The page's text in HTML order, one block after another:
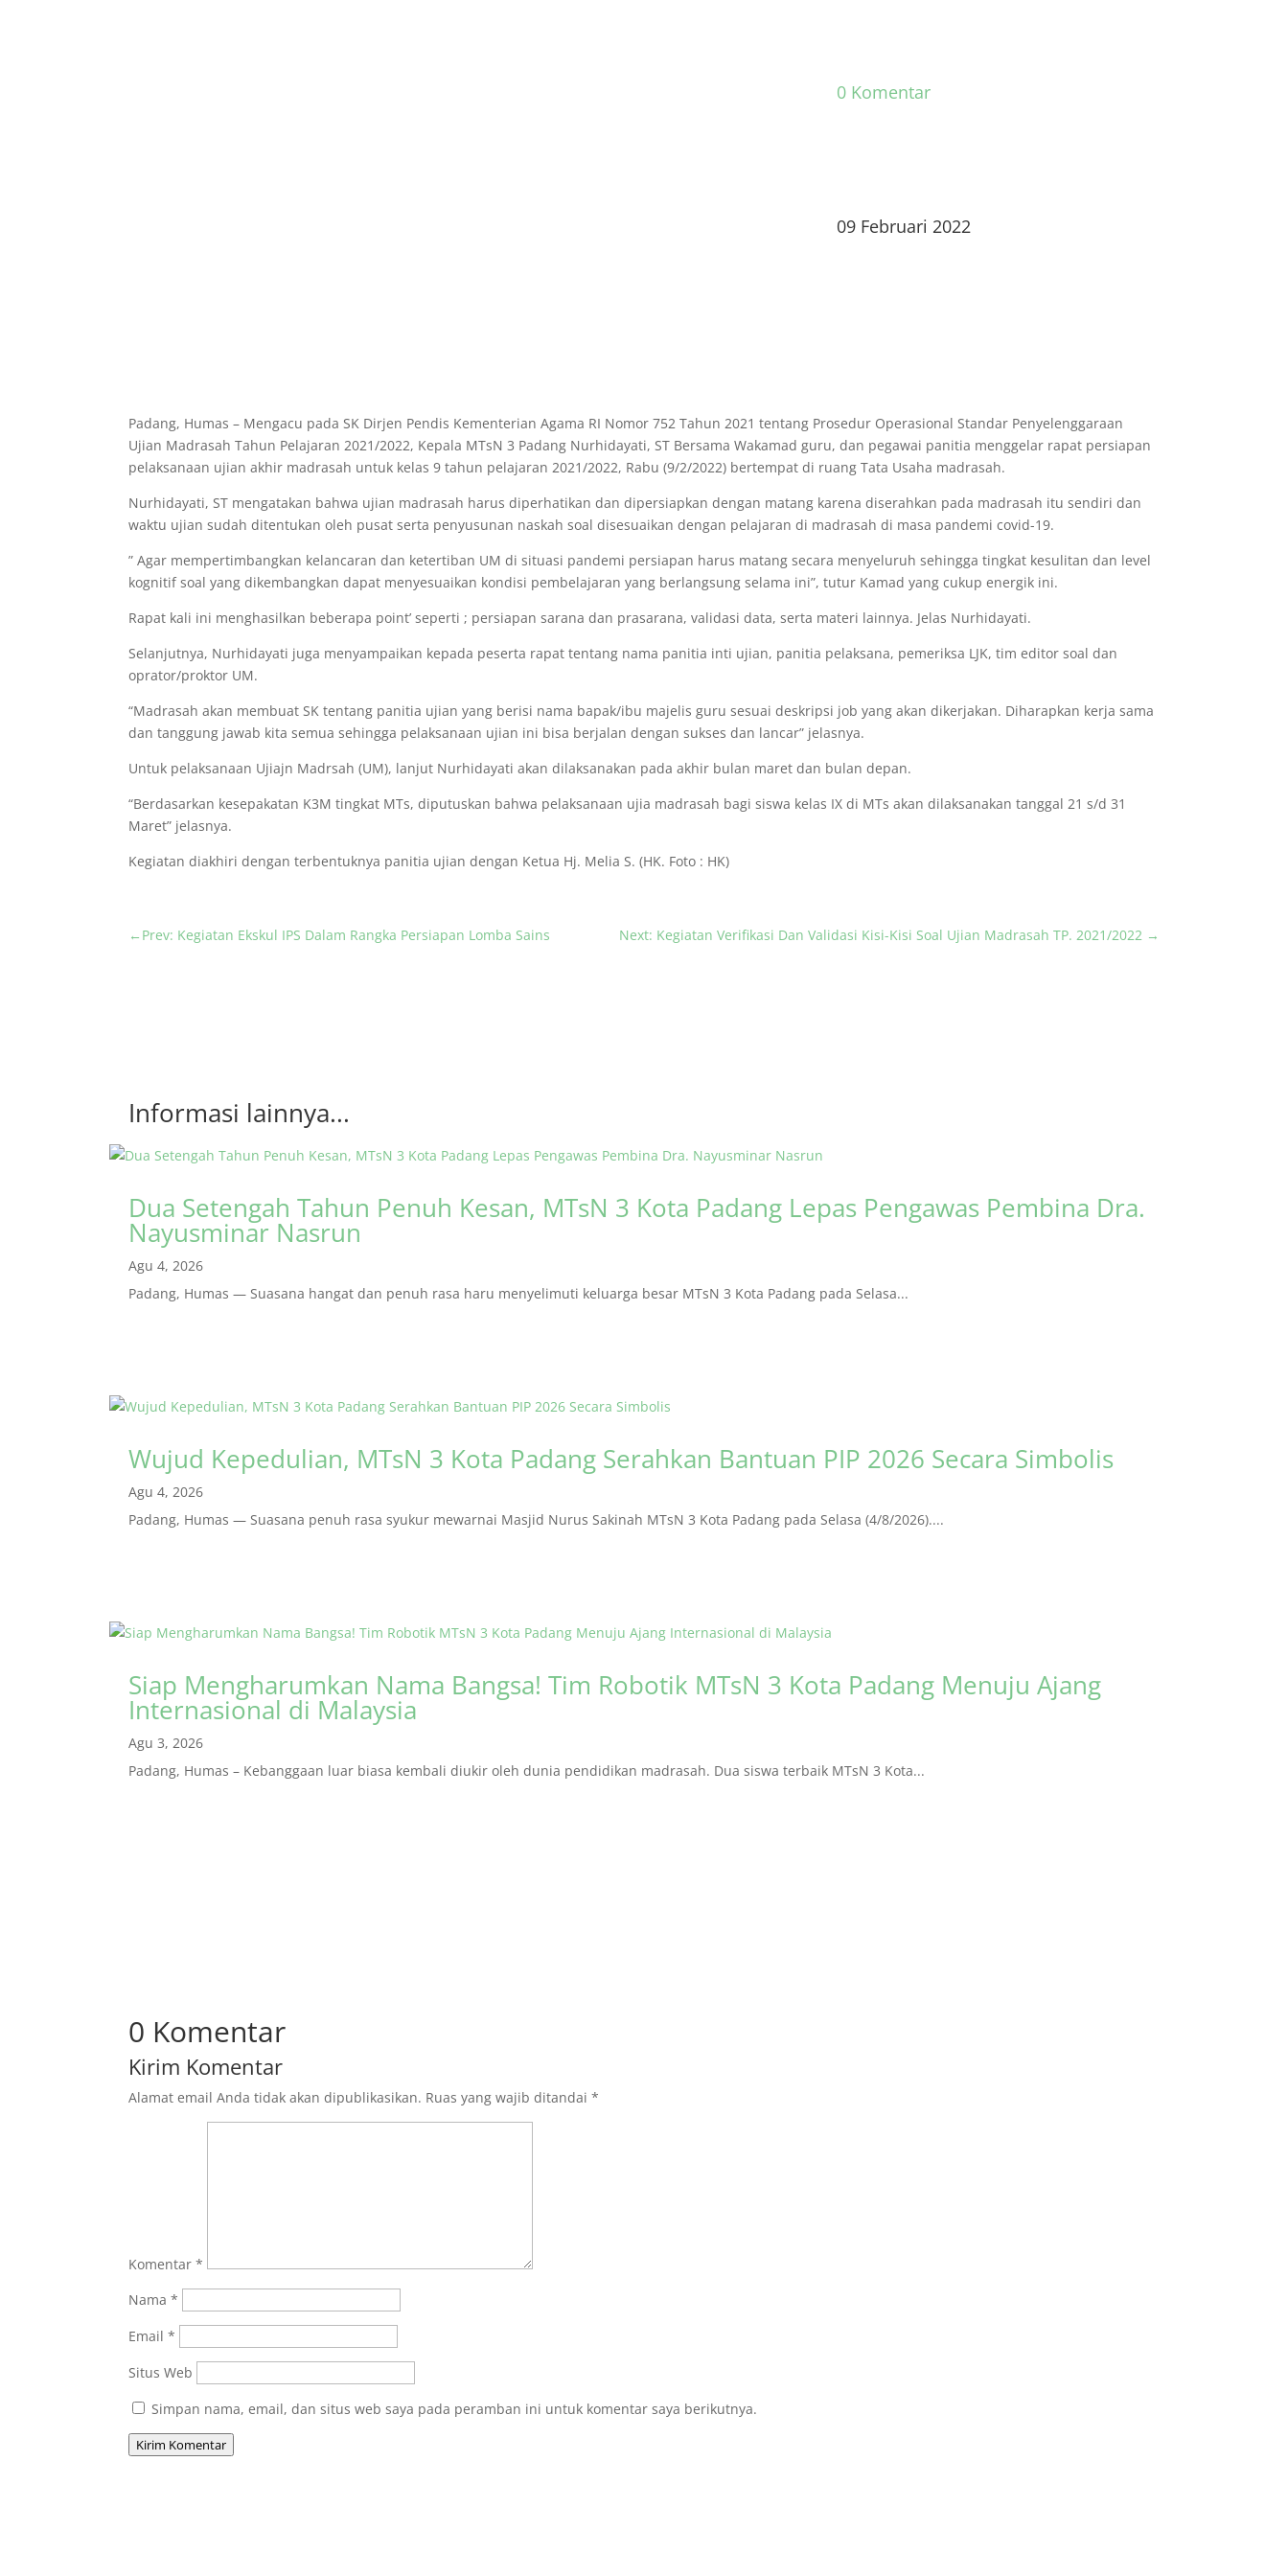
0 Komentar
09 Februari 2022
Padang, Humas – Mengacu pada SK Dirjen Pendis Kementerian Agama RI Nomor 752 Tahun 2021 tentang Prosedur Operasional Standar Penyelenggaraan
Ujian Madrasah Tahun Pelajaran 2021/2022, Kepala MTsN 3 Padang Nurhidayati, ST Bersama Wakamad guru, dan pegawai panitia menggelar rapat persiapan
pelaksanaan ujian akhir madrasah untuk kelas 9 tahun pelajaran 2021/2022, Rabu (9/2/2022) bertempat di ruang Tata Usaha madrasah.
Nurhidayati, ST mengatakan bahwa ujian madrasah harus diperhatikan dan dipersiapkan dengan matang karena diserahkan pada madrasah itu sendiri dan
waktu ujian sudah ditentukan oleh pusat serta penyusunan naskah soal disesuaikan dengan pelajaran di madrasah di masa pandemi covid-19.
” Agar mempertimbangkan kelancaran dan ketertiban UM di situasi pandemi persiapan harus matang secara menyeluruh sehingga tingkat kesulitan dan level
kognitif soal yang dikembangkan dapat menyesuaikan kondisi pembelajaran yang berlangsung selama ini”, tutur Kamad yang cukup energik ini.
Rapat kali ini menghasilkan beberapa point’ seperti ; persiapan sarana dan prasarana, validasi data, serta materi lainnya. Jelas Nurhidayati.
Selanjutnya, Nurhidayati juga menyampaikan kepada peserta rapat tentang nama panitia inti ujian, panitia pelaksana, pemeriksa LJK, tim editor soal dan
oprator/proktor UM.
“Madrasah akan membuat SK tentang panitia ujian yang berisi nama bapak/ibu majelis guru sesuai deskripsi job yang akan dikerjakan. Diharapkan kerja sama
dan tanggung jawab kita semua sehingga pelaksanaan ujian ini bisa berjalan dengan sukses dan lancar” jelasnya.
Untuk pelaksanaan Ujiajn Madrsah (UM), lanjut Nurhidayati akan dilaksanakan pada akhir bulan maret dan bulan depan.
“Berdasarkan kesepakatan K3M tingkat MTs, diputuskan bahwa pelaksanaan ujia madrasah bagi siswa kelas IX di MTs akan dilaksanakan tanggal 21 s/d 31
Maret” jelasnya.
Kegiatan diakhiri dengan terbentuknya panitia ujian dengan Ketua Hj. Melia S. (HK. Foto : HK)
← Prev: Kegiatan Ekskul IPS Dalam Rangka Persiapan Lomba Sains Next: Kegiatan Verifikasi Dan Validasi Kisi-Kisi Soal Ujian Madrasah TP. 2021/2022→
Informasi lainnya...
Dua Setengah Tahun Penuh Kesan, MTsN 3 Kota Padang Lepas Pengawas Pembina Dra.
Nayusminar Nasrun
Agu 4, 2026
Padang, Humas — Suasana hangat dan penuh rasa haru menyelimuti keluarga besar MTsN 3 Kota Padang pada Selasa...
Wujud Kepedulian, MTsN 3 Kota Padang Serahkan Bantuan PIP 2026 Secara Simbolis
Agu 4, 2026
Padang, Humas — Suasana penuh rasa syukur mewarnai Masjid Nurus Sakinah MTsN 3 Kota Padang pada Selasa (4/8/2026)....
Siap Mengharumkan Nama Bangsa! Tim Robotik MTsN 3 Kota Padang Menuju Ajang
Internasional di Malaysia
Agu 3, 2026
Padang, Humas – Kebanggaan luar biasa kembali diukir oleh dunia pendidikan madrasah. Dua siswa terbaik MTsN 3 Kota...
0 Komentar
Kirim Komentar
Alamat email Anda tidak akan dipublikasikan. Ruas yang wajib ditandai*
Komentar*
Nama*
Email*
Situs Web
Simpan nama, email, dan situs web saya pada peramban ini untuk komentar saya berikutnya.
Kirim Komentar